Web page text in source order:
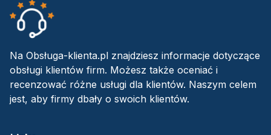
Na Obsługa-klienta.pl znajdziesz informacje dotyczące
obsługi klientów firm. Możesz także oceniać i
recenzować różne usługi dla klientów. Naszym celem
jest, aby firmy dbały o swoich klientów.